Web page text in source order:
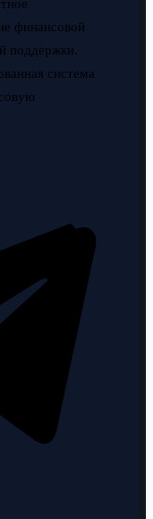
финансовой
поддержки.
система